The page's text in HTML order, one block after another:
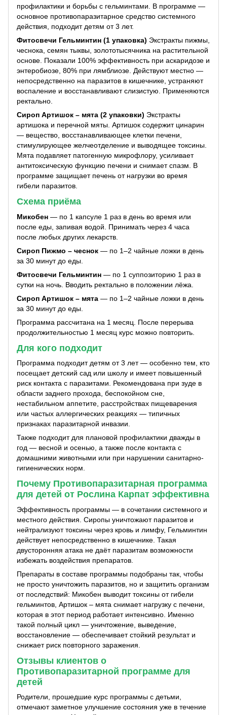
профилактики и борьбы с гельминтами. В программе —
основное противопаразитарное средство системного
действия, подходит детям от 3 лет.
Фитосвечи Гельминтин (1 упаковка) Экстракты пижмы,
чеснока, семян тыквы, золототысячника на растительной
основе. Показали 100% эффективность при аскаридозе и
энтеробиозе, 80% при лямблиозе. Действуют местно —
непосредственно на паразитов в кишечнике, устраняют
воспаление и восстанавливают слизистую. Применяются
ректально.
Сироп Артишок – мята (2 упаковки) Экстракты
артишока и перечной мяты. Артишок содержит цинарин
— вещество, восстанавливающее клетки печени,
стимулирующее желчеотделение и выводящее токсины.
Мята подавляет патогенную микрофлору, усиливает
антитоксическую функцию печени и снимает спазм. В
программе защищает печень от нагрузки во время
гибели паразитов.
Схема приёма
Микобен — по 1 капсуле 1 раз в день во время или
после еды, запивая водой. Принимать через 4 часа
после любых других лекарств.
Сироп Пижмо – чеснок — по 1–2 чайные ложки в день
за 30 минут до еды.
Фитосвечи Гельминтин — по 1 суппозиторию 1 раз в
сутки на ночь. Вводить ректально в положении лёжа.
Сироп Артишок – мята — по 1–2 чайные ложки в день
за 30 минут до еды.
Программа рассчитана на 1 месяц. После перерыва
продолжительностью 1 месяц курс можно повторить.
Для кого подходит
Программа подходит детям от 3 лет — особенно тем, кто
посещает детский сад или школу и имеет повышенный
риск контакта с паразитами. Рекомендована при зуде в
области заднего прохода, беспокойном сне,
нестабильном аппетите, расстройствах пищеварения
или частых аллергических реакциях — типичных
признаках паразитарной инвазии.
Также подходит для плановой профилактики дважды в
год — весной и осенью, а также после контакта с
домашними животными или при нарушении санитарно-
гигиенических норм.
Почему Противопаразитарная программа
для детей от Рослина Карпат эффективна
Эффективность программы — в сочетании системного и
местного действия. Сиропы уничтожают паразитов и
нейтрализуют токсины через кровь и лимфу, Гельминтин
действует непосредственно в кишечнике. Такая
двусторонняя атака не даёт паразитам возможности
избежать воздействия препаратов.
Препараты в составе программы подобраны так, чтобы
не просто уничтожить паразитов, но и защитить организм
от последствий: Микобен выводит токсины от гибели
гельминтов, Артишок – мята снимает нагрузку с печени,
которая в этот период работает интенсивно. Именно
такой полный цикл — уничтожение, выведение,
восстановление — обеспечивает стойкий результат и
снижает риск повторного заражения.
Отзывы клиентов о
Противопаразитарной программе для
детей
Родители, прошедшие курс программы с детьми,
отмечают заметное улучшение состояния уже в течение